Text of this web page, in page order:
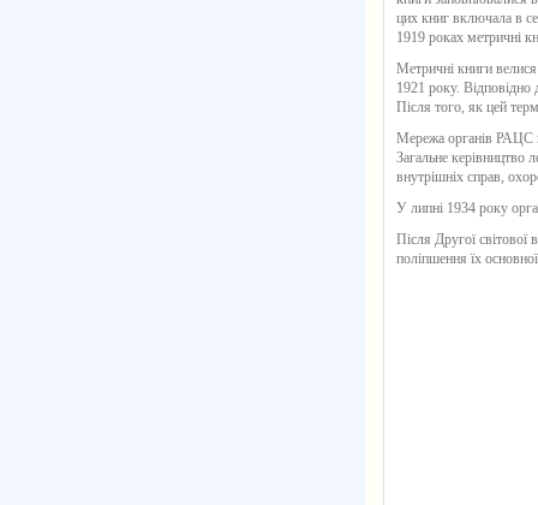
цих книг включала в
1919 роках метричні
Метричні книги
1921 року.
Після того, як цей
Мережа органів РАЦС
Загальне керівництво
внутрішніх справ,
У липні 1934 року
Після Другої
поліпшення їх